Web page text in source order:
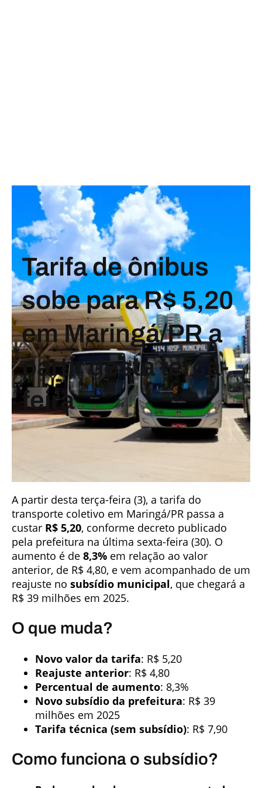
Tarifa de ônibus
sobe para R$ 5,20
em Maringá/PR a
partir desta terça-
feira
A partir desta terça-feira (3), a tarifa do
transporte coletivo em Maringá/PR passa a
custar R$ 5,20, conforme decreto publicado
pela prefeitura na última sexta-feira (30). O
aumento é de 8,3% em relação ao valor
anterior, de R$ 4,80, e vem acompanhado de um
reajuste no subsídio municipal, que chegará a
R$ 39 milhões em 2025.
O que muda?
Novo valor da tarifa: R$ 5,20
Reajuste anterior: R$ 4,80
Percentual de aumento: 8,3%
Novo subsídio da prefeitura: R$ 39
milhões em 2025
Tarifa técnica (sem subsídio): R$ 7,90
Como funciona o subsídio?